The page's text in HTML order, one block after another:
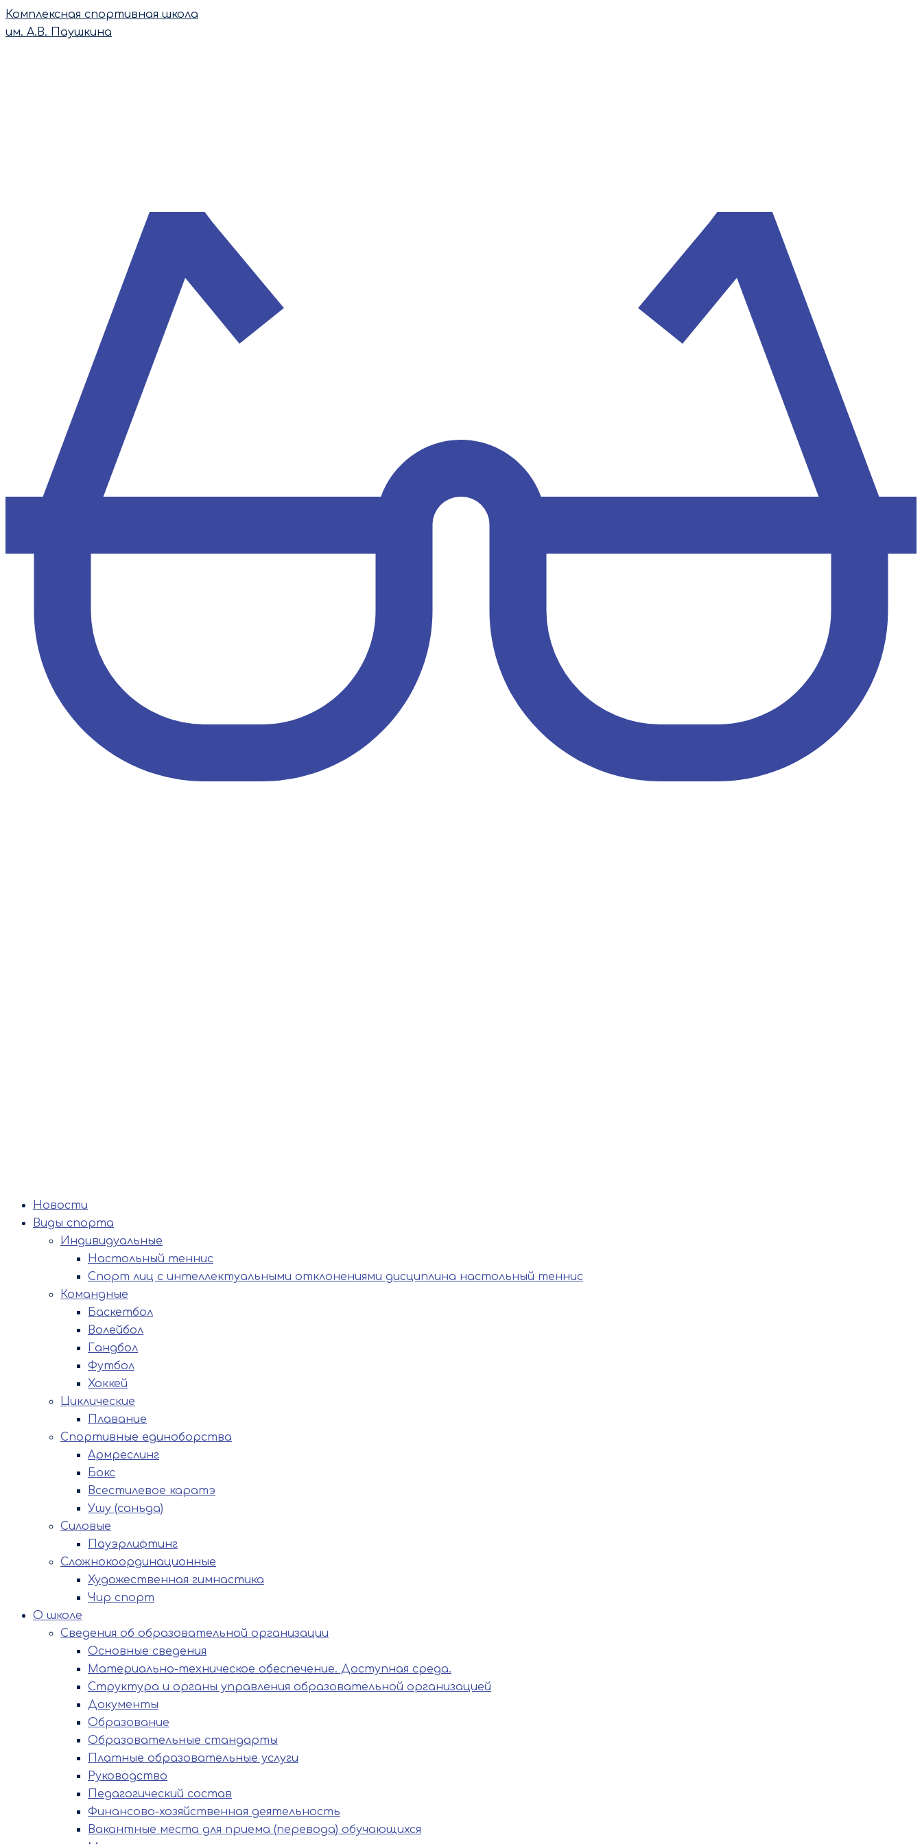
Перейти
Комплексная спортивная школа
им. А.В. Паушкина
Новости
Виды спорта
Индивидуальные
Настольный теннис
Спорт лиц с интеллектуальными отклонениями дисциплина настольный теннис
Командные
Баскетбол
Волейбол
Гандбол
Футбол
Хоккей
Циклические
Плавание
Спортивные единоборства
Армреслинг
Бокс
Всестилевое каратэ
Ушу (саньда)
Силовые
Пауэрлифтинг
Сложнокоординационные
Художественная гимнастика
Чир спорт
О школе
Сведения об образовательной организации
Основные сведения
Материально-техническое обеспечение. Доступная среда.
Структура и органы управления образовательной организацией
Документы
Образование
Образовательные стандарты
Платные образовательные услуги
Руководство
Педагогический состав
Финансово-хозяйственная деятельность
Вакантные места для приема (перевода) обучающихся